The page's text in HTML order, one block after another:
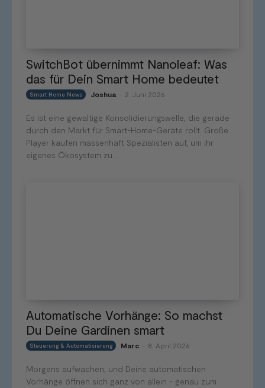
SwitchBot übernimmt Nanoleaf: Was
das für Dein Smart Home bedeutet
Smart Home News Joshua 2. Juni 2026
Es ist eine gewaltige Konsolidierungswelle, die gerade
durch den Markt für Smart-Home-Geräte rollt. Große
Player kaufen massenhaft Spezialisten auf, um ihr
eigenes Ökosystem zu...
Automatische Vorhänge: So machst
Du Deine Gardinen smart
Steuerung & Automatisierung Marc 8. April 2026
Morgens aufwachen, und Deine automatischen
Vorhänge öffnen sich ganz von allein - genau zum